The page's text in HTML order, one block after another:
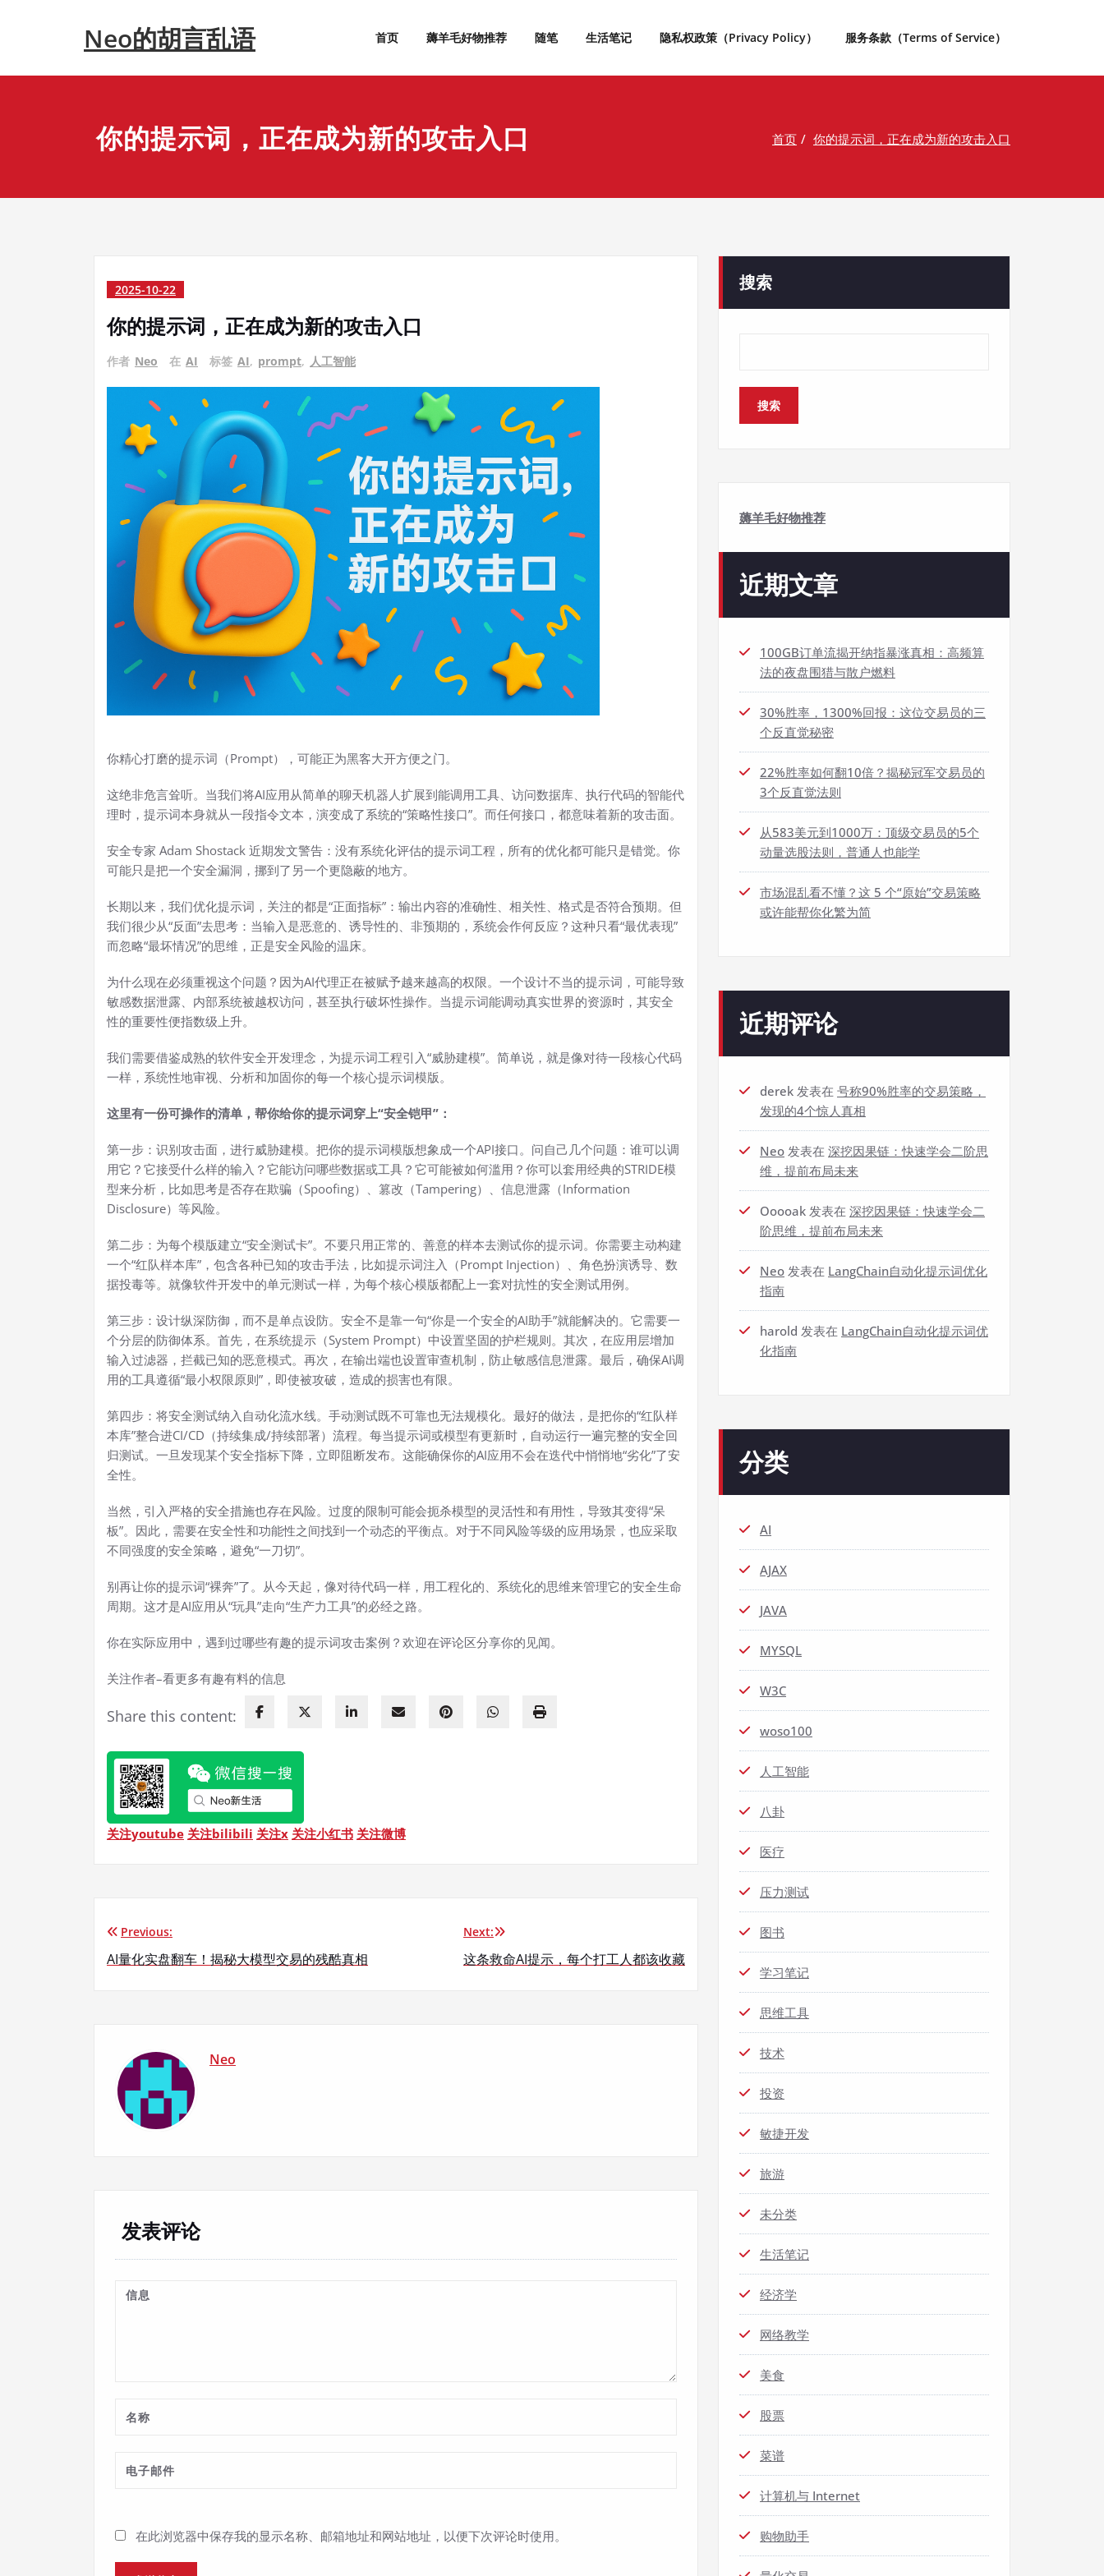
Neo的胡言乱语 首页 薅羊毛好物推荐 随笔 生活笔记 隐私权政策（Privacy Policy） 服务条款（Terms of Service）
你的提示词，正在成为新的攻击入口 首页 你的提示词，正在成为新的攻击入口
2025-10-22
你的提示词，正在成为新的攻击入口
作者 Neo 在 AI 标签 AI, prompt, 人工智能
你精心打磨的提示词（Prompt），可能正为黑客大开方便之门。
这绝非危言耸听。当我们将AI应用从简单的聊天机器人扩展到能调用工具、访问数据库、执行代码的智能代
理时，提示词本身就从一段指令文本，演变成了系统的“策略性接口”。而任何接口，都意味着新的攻击面。
安全专家 Adam Shostack 近期发文警告：没有系统化评估的提示词工程，所有的优化都可能只是错觉。你
可能只是把一个安全漏洞，挪到了另一个更隐蔽的地方。
长期以来，我们优化提示词，关注的都是“正面指标”：输出内容的准确性、相关性、格式是否符合预期。但
我们很少从“反面”去思考：当输入是恶意的、诱导性的、非预期的，系统会作何反应？这种只看“最优表现”
而忽略“最坏情况”的思维，正是安全风险的温床。
为什么现在必须重视这个问题？因为AI代理正在被赋予越来越高的权限。一个设计不当的提示词，可能导致
敏感数据泄露、内部系统被越权访问，甚至执行破坏性操作。当提示词能调动真实世界的资源时，其安全
性的重要性便指数级上升。
我们需要借鉴成熟的软件安全开发理念，为提示词工程引入“威胁建模”。简单说，就是像对待一段核心代码
一样，系统性地审视、分析和加固你的每一个核心提示词模版。
这里有一份可操作的清单，帮你给你的提示词穿上“安全铠甲”：
第一步：识别攻击面，进行威胁建模。把你的提示词模版想象成一个API接口。问自己几个问题：谁可以调
用它？它接受什么样的输入？它能访问哪些数据或工具？它可能被如何滥用？你可以套用经典的STRIDE模
型来分析，比如思考是否存在欺骗（Spoofing）、篡改（Tampering）、信息泄露（Information
Disclosure）等风险。
第二步：为每个模版建立“安全测试卡”。不要只用正常的、善意的样本去测试你的提示词。你需要主动构建
一个“红队样本库”，包含各种已知的攻击手法，比如提示词注入（Prompt Injection）、角色扮演诱导、数
据投毒等。就像软件开发中的单元测试一样，为每个核心模版都配上一套对抗性的安全测试用例。
第三步：设计纵深防御，而不是单点设防。安全不是靠一句“你是一个安全的AI助手”就能解决的。它需要一
个分层的防御体系。首先，在系统提示（System Prompt）中设置坚固的护栏规则。其次，在应用层增加
输入过滤器，拦截已知的恶意模式。再次，在输出端也设置审查机制，防止敏感信息泄露。最后，确保AI调
用的工具遵循“最小权限原则”，即使被攻破，造成的损害也有限。
第四步：将安全测试纳入自动化流水线。手动测试既不可靠也无法规模化。最好的做法，是把你的“红队样
本库”整合进CI/CD（持续集成/持续部署）流程。每当提示词或模型有更新时，自动运行一遍完整的安全回
归测试。一旦发现某个安全指标下降，立即阻断发布。这能确保你的AI应用不会在迭代中悄悄地“劣化”了安
全性。
当然，引入严格的安全措施也存在风险。过度的限制可能会扼杀模型的灵活性和有用性，导致其变得“呆
板”。因此，需要在安全性和功能性之间找到一个动态的平衡点。对于不同风险等级的应用场景，也应采取
不同强度的安全策略，避免“一刀切”。
别再让你的提示词“裸奔”了。从今天起，像对待代码一样，用工程化的、系统化的思维来管理它的安全生命
周期。这才是AI应用从“玩具”走向“生产力工具”的必经之路。
你在实际应用中，遇到过哪些有趣的提示词攻击案例？欢迎在评论区分享你的见闻。
关注作者–看更多有趣有料的信息
Share this content:
关注youtube 关注bilibili 关注x 关注小红书 关注微博
文
航
Previous:
AI量化实盘翻车！揭秘大模型交易的残酷真相
Next:
这条救命AI提示，每个打工人都该收藏
Neo
发表评论
在此浏览器中保存我的显示名称、邮箱地址和网站地址，以便下次评论时使用。
搜索
搜索
薅羊毛好物推荐
近期文章
100GB订单流揭开纳指暴涨真相：高频算
法的夜盘围猎与散户燃料
30%胜率，1300%回报：这位交易员的三
个反直觉秘密
22%胜率如何翻10倍？揭秘冠军交易员的
3个反直觉法则
从583美元到1000万：顶级交易员的5个
动量选股法则，普通人也能学
市场混乱看不懂？这 5 个“原始”交易策略
或许能帮你化繁为简
近期评论
derek 发表在 号称90%胜率的交易策略，
发现的4个惊人真相
Neo 发表在 深挖因果链：快速学会二阶思
维，提前布局未来
Ooooak 发表在 深挖因果链：快速学会二
阶思维，提前布局未来
Neo 发表在 LangChain自动化提示词优化
指南
harold 发表在 LangChain自动化提示词优
化指南
分类
AI
AJAX
JAVA
MYSQL
W3C
woso100
人工智能
八卦
医疗
压力测试
图书
学习笔记
思维工具
技术
投资
敏捷开发
旅游
未分类
生活笔记
经济学
网络教学
美食
股票
菜谱
计算机与 Internet
购物助手